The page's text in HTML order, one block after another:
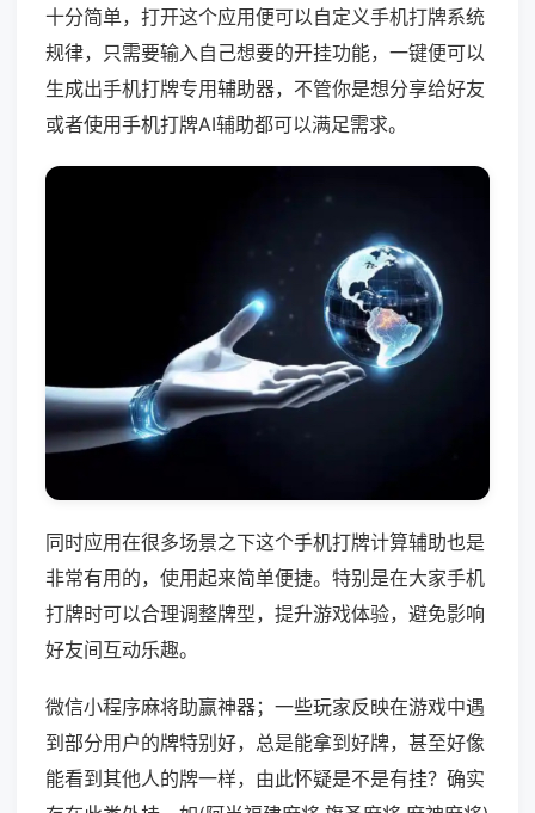
十分简单，打开这个应用便可以自定义手机打牌系统
规律，只需要输入自己想要的开挂功能，一键便可以
生成出手机打牌专用辅助器，不管你是想分享给好友
或者使用手机打牌AI辅助都可以满足需求。
同时应用在很多场景之下这个手机打牌计算辅助也是
非常有用的，使用起来简单便捷。特别是在大家手机
打牌时可以合理调整牌型，提升游戏体验，避免影响
好友间互动乐趣。
微信小程序麻将助赢神器；一些玩家反映在游戏中遇
到部分用户的牌特别好，总是能拿到好牌，甚至好像
能看到其他人的牌一样，由此怀疑是不是有挂？确实